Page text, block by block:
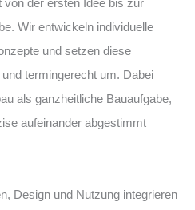
Wir entwickeln individuelle
und setzen diese
termingerecht um. Dabei
als ganzheitliche Bauaufgabe,
aufeinander abgestimmt
Design und Nutzung integrieren